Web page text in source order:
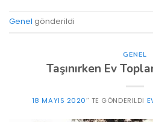
Genel gönderildi
GENEL
Taşınırken Ev
18 MAYIS 2020’' TE GÖNDERILDI